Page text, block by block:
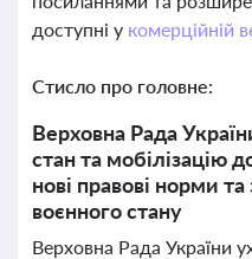
доступні у комерційній
Стисло про головне:
Верховна Рада
стан та мобілізацію
нові правові норми
воєнного стану
Верховна Рада України